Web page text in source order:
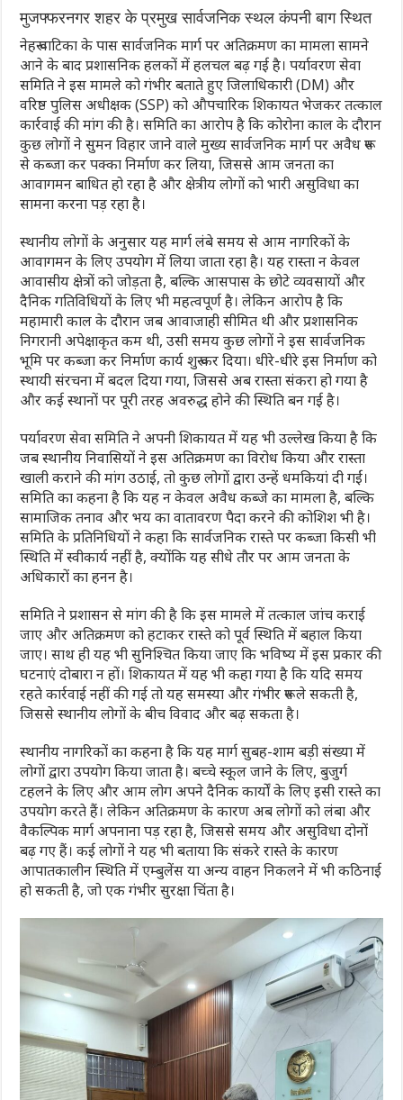
मुजफ्फरनगर शहर के प्रमुख सार्वजनिक स्थल कंपनी बाग स्थित
नेहरू वाटिका के पास सार्वजनिक मार्ग पर अतिक्रमण का मामला सामने
आने के बाद प्रशासनिक हलकों में हलचल बढ़ गई है। पर्यावरण सेवा
समिति ने इस मामले को गंभीर बताते हुए जिलाधिकारी (DM) और
वरिष्ठ पुलिस अधीक्षक (SSP) को औपचारिक शिकायत भेजकर तत्काल
कार्रवाई की मांग की है। समिति का आरोप है कि कोरोना काल के दौरान
कुछ लोगों ने सुमन विहार जाने वाले मुख्य सार्वजनिक मार्ग पर अवैध रूप
से कब्जा कर पक्का निर्माण कर लिया, जिससे आम जनता का
आवागमन बाधित हो रहा है और क्षेत्रीय लोगों को भारी असुविधा का
सामना करना पड़ रहा है।
स्थानीय लोगों के अनुसार यह मार्ग लंबे समय से आम नागरिकों के
आवागमन के लिए उपयोग में लिया जाता रहा है। यह रास्ता न केवल
आवासीय क्षेत्रों को जोड़ता है, बल्कि आसपास के छोटे व्यवसायों और
दैनिक गतिविधियों के लिए भी महत्वपूर्ण है। लेकिन आरोप है कि
महामारी काल के दौरान जब आवाजाही सीमित थी और प्रशासनिक
निगरानी अपेक्षाकृत कम थी, उसी समय कुछ लोगों ने इस सार्वजनिक
भूमि पर कब्जा कर निर्माण कार्य शुरू कर दिया। धीरे-धीरे इस निर्माण को
स्थायी संरचना में बदल दिया गया, जिससे अब रास्ता संकरा हो गया है
और कई स्थानों पर पूरी तरह अवरुद्ध होने की स्थिति बन गई है।
पर्यावरण सेवा समिति ने अपनी शिकायत में यह भी उल्लेख किया है कि
जब स्थानीय निवासियों ने इस अतिक्रमण का विरोध किया और रास्ता
खाली कराने की मांग उठाई, तो कुछ लोगों द्वारा उन्हें धमकियां दी गईं।
समिति का कहना है कि यह न केवल अवैध कब्जे का मामला है, बल्कि
सामाजिक तनाव और भय का वातावरण पैदा करने की कोशिश भी है।
समिति के प्रतिनिधियों ने कहा कि सार्वजनिक रास्ते पर कब्जा किसी भी
स्थिति में स्वीकार्य नहीं है, क्योंकि यह सीधे तौर पर आम जनता के
अधिकारों का हनन है।
समिति ने प्रशासन से मांग की है कि इस मामले में तत्काल जांच कराई
जाए और अतिक्रमण को हटाकर रास्ते को पूर्व स्थिति में बहाल किया
जाए। साथ ही यह भी सुनिश्चित किया जाए कि भविष्य में इस प्रकार की
घटनाएं दोबारा न हों। शिकायत में यह भी कहा गया है कि यदि समय
रहते कार्रवाई नहीं की गई तो यह समस्या और गंभीर रूप ले सकती है,
जिससे स्थानीय लोगों के बीच विवाद और बढ़ सकता है।
स्थानीय नागरिकों का कहना है कि यह मार्ग सुबह-शाम बड़ी संख्या में
लोगों द्वारा उपयोग किया जाता है। बच्चे स्कूल जाने के लिए, बुजुर्ग
टहलने के लिए और आम लोग अपने दैनिक कार्यों के लिए इसी रास्ते का
उपयोग करते हैं। लेकिन अतिक्रमण के कारण अब लोगों को लंबा और
वैकल्पिक मार्ग अपनाना पड़ रहा है, जिससे समय और असुविधा दोनों
बढ़ गए हैं। कई लोगों ने यह भी बताया कि संकरे रास्ते के कारण
आपातकालीन स्थिति में एम्बुलेंस या अन्य वाहन निकलने में भी कठिनाई
हो सकती है, जो एक गंभीर सुरक्षा चिंता है।